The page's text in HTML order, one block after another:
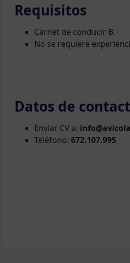
Requisitos
Carnet de conducir B.
No se requiere
Datos de
Enviar CV a:
Teléfono: 672.107.995